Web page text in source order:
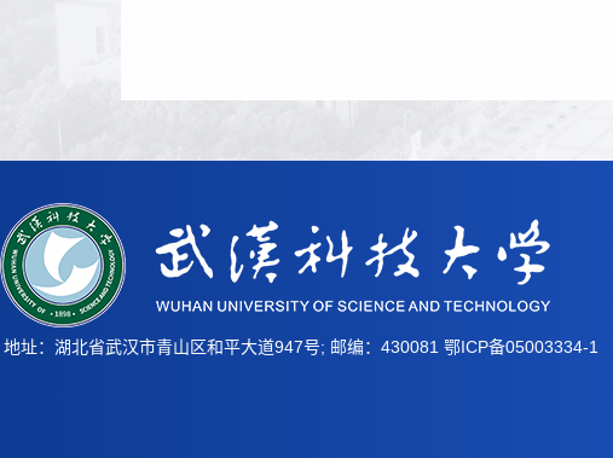
地址：湖北省武汉市青山区和平大道947号; 邮编：430081 鄂ICP备05003334-1